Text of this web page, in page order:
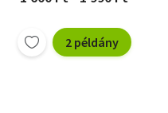
2 példány